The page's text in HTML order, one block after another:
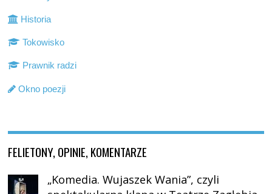
Historia
Tokowisko
Prawnik radzi
Okno poezji
FELIETONY, OPINIE, KOMENTARZE
„Komedia. Wujaszek Wania”, czyli